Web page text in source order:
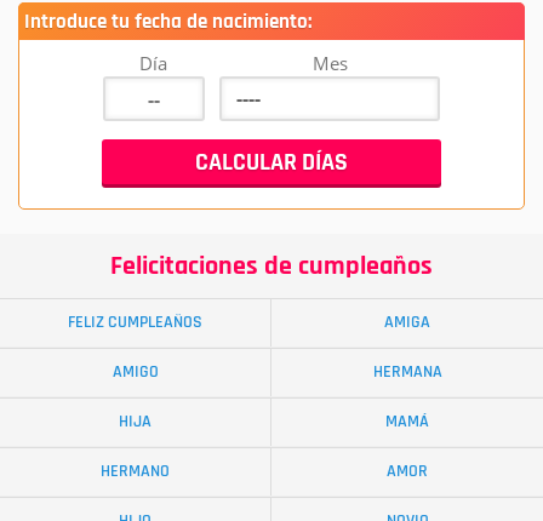
Introduce tu fecha de nacimiento:
Día Mes
Felicitaciones de cumpleaños
FELIZ CUMPLEAÑOS AMIGA
AMIGO HERMANA
HIJA MAMÁ
HERMANO AMOR